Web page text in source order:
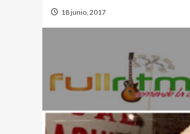
18 junio, 2017